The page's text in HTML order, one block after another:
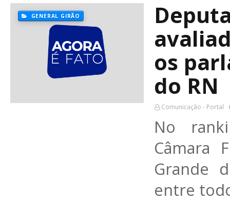
GENERAL GIRÃO
os
do RN
Comunicação - Portal
No
Câmara
Grande
entre